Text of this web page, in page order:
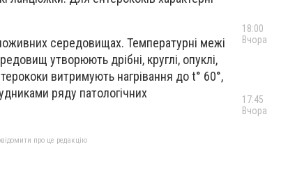
середовищах. Температурні межі
утворюють дрібні, круглі, опуклі,
витримують нагрівання до t° 60°,
ряду патологічних
про це редакцію
18:00
Вчора
17:45
Вчора